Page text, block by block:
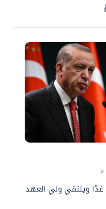
غدًا ويلتقي ولي العهد